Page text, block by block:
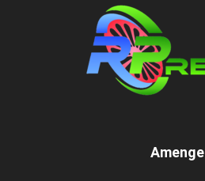
Amenge